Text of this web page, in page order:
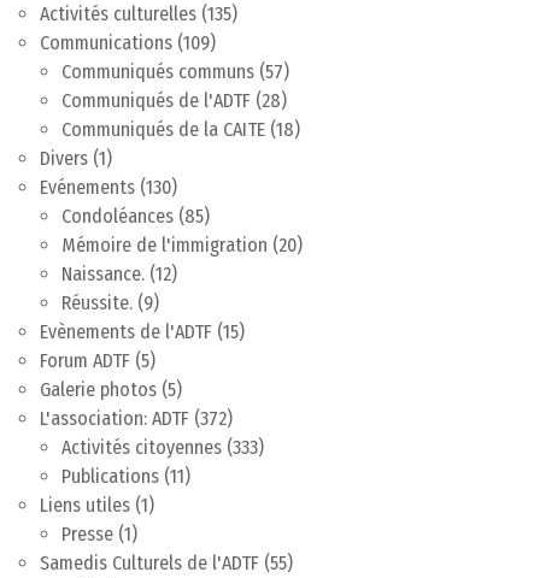
Activités culturelles (135)
Communications (109)
Communiqués communs (57)
Communiqués de l'ADTF (28)
Communiqués de la CAITE (18)
Divers (1)
Evénements (130)
Condoléances (85)
Mémoire de l'immigration (20)
Naissance. (12)
Réussite. (9)
Evènements de l'ADTF (15)
Forum ADTF (5)
Galerie photos (5)
L'association: ADTF (372)
Activités citoyennes (333)
Publications (11)
Liens utiles (1)
Presse (1)
Samedis Culturels de l'ADTF (55)